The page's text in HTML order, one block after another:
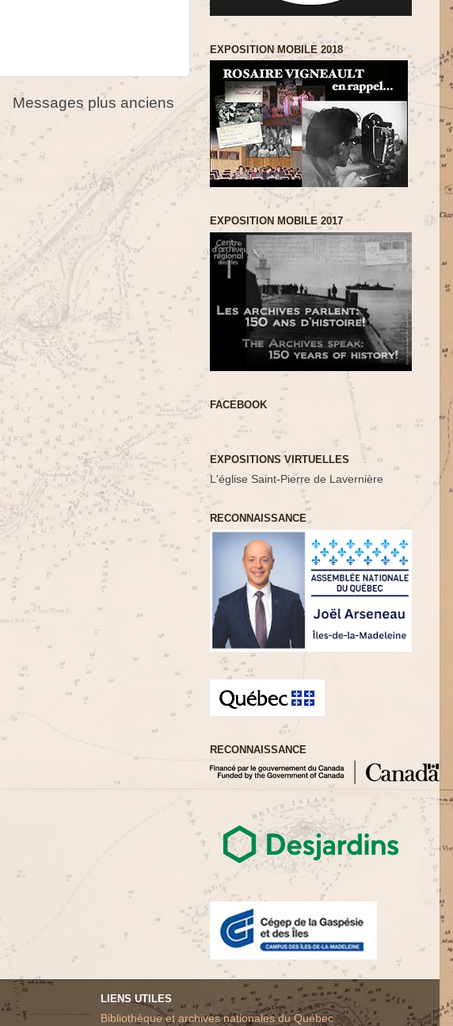
Messages plus anciens
EXPOSITION MOBILE 2018
EXPOSITION MOBILE 2017
FACEBOOK
EXPOSITIONS VIRTUELLES
L'église Saint-Pierre de Lavernière
RECONNAISSANCE
RECONNAISSANCE
LIENS UTILES
Bibliothèque et archives nationales du Québec